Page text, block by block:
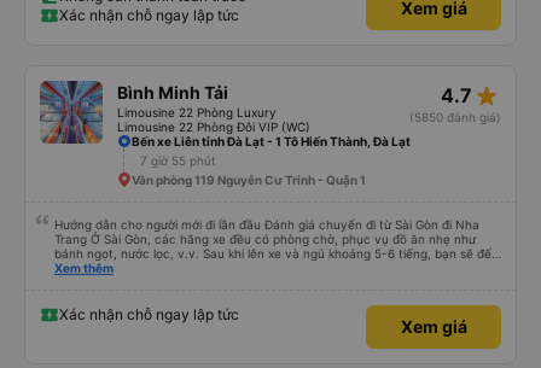
Xác nhận chỗ ngay lập tức
Xem giá
Bình Minh Tải
Limousine 22 Phòng Luxury
Limousine 22 Phòng Đôi VIP (WC)
4.7 star_rate
(5850 đánh giá)
Bến xe Liên tỉnh Đà Lạt - 1 Tô Hiến Thành, Đà Lạt
7 giờ 55 phút
Văn phòng 119 Nguyễn Cư Trinh - Quận 1
Hướng dẫn cho người mới đi lần đầu Đánh giá chuyến đi từ Sài Gòn đi Nha
Trang Ở Sài Gòn, các hãng xe đều có phòng chờ, phục vụ đồ ăn nhẹ như
bánh ngọt, nước lọc, v.v. Sau khi lên xe và ngủ khoảng 5-6 tiếng, bạn sẽ đến
Nha Trang. Ở Nha Trang, các hãng xe có dịch vụ đưa đón miễn phí, tuy
(nên dùng Google Translate và đưa cho họ đọc) để được hỗ trợ tìm xe đưa
đón. Bạn không nên tin những người mặc áo Grab mời bạn đi xe bên ngoài.
Nói về chất lượng xe thì tuyệt vời, xe được làm theo kiểu cabin với thiết kế
Xem thêm
Xác nhận chỗ ngay lập tức
Xem giá